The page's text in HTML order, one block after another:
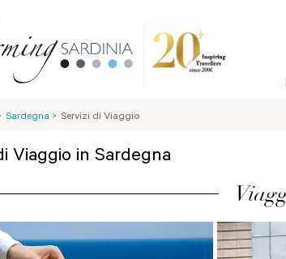
Sardegna > Servizi di Viaggio
Viaggio in Sardegna